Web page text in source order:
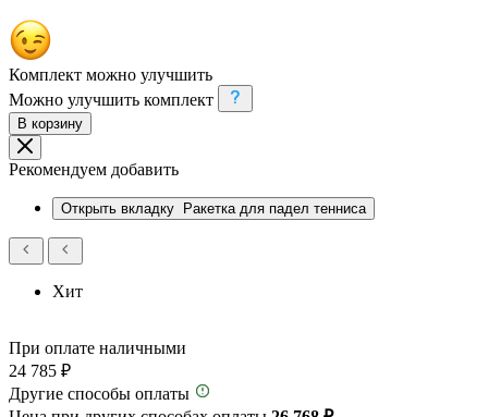
Комплект можно улучшить
Можно улучшить комплект
В корзину
Рекомендуем добавить
Открыть вкладку Ракетка для падел тенниса
Хит
При оплате наличными
24 785 ₽
Другие способы оплаты